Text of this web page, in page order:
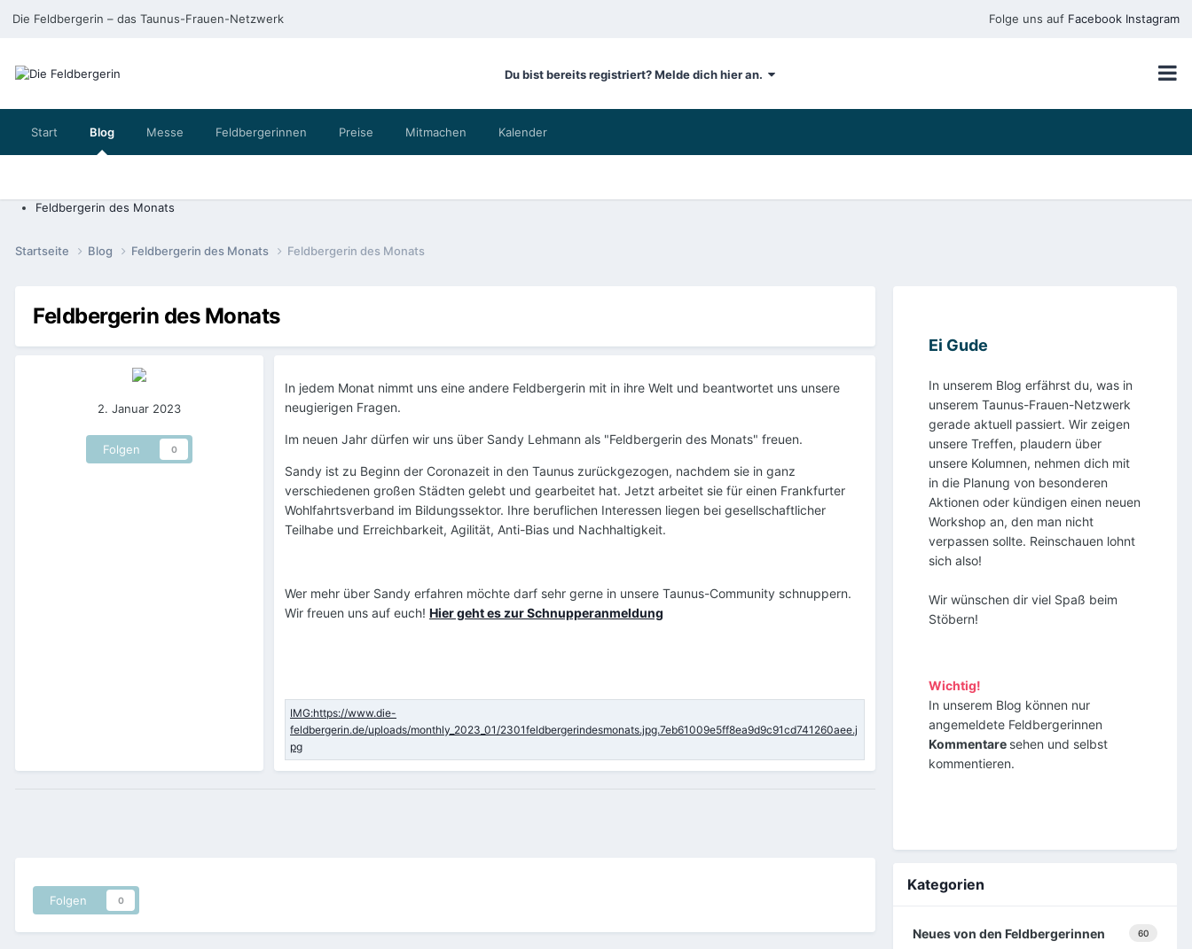
Die Feldbergerin – das Taunus-Frauen-Netzwerk Folge uns auf Facebook Instagram
Du bist bereits registriert? Melde dich hier an.
Start Blog Messe Feldbergerinnen Preise Mitmachen Kalender
Feldbergerin des Monats
Startseite Blog Feldbergerin des Monats Feldbergerin des Monats
Feldbergerin des Monats
2. Januar 2023
Folgen 0
In jedem Monat nimmt uns eine andere Feldbergerin mit in ihre Welt und beantwortet uns unsere
neugierigen Fragen.
Im neuen Jahr dürfen wir uns über Sandy Lehmann als "Feldbergerin des Monats" freuen.
Sandy ist zu Beginn der Coronazeit in den Taunus zurückgezogen, nachdem sie in ganz
verschiedenen großen Städten gelebt und gearbeitet hat. Jetzt arbeitet sie für einen Frankfurter
Wohlfahrtsverband im Bildungssektor. Ihre beruflichen Interessen liegen bei gesellschaftlicher
Teilhabe und Erreichbarkeit, Agilität, Anti-Bias und Nachhaltigkeit.
Wer mehr über Sandy erfahren möchte darf sehr gerne in unsere Taunus-Community schnuppern.
Wir freuen uns auf euch! Hier geht es zur Schnupperanmeldung
Folgen 0
Ei Gude
In unserem Blog erfährst du, was in
unserem Taunus-Frauen-Netzwerk
gerade aktuell passiert. Wir zeigen
unsere Treffen, plaudern über
unsere Kolumnen, nehmen dich mit
in die Planung von besonderen
Aktionen oder kündigen einen neuen
Workshop an, den man nicht
verpassen sollte. Reinschauen lohnt
sich also!
Wir wünschen dir viel Spaß beim
Stöbern!
Wichtig!
In unserem Blog können nur
angemeldete Feldbergerinnen
Kommentare sehen und selbst
kommentieren.
Kategorien
60
Neues von den Feldbergerinnen